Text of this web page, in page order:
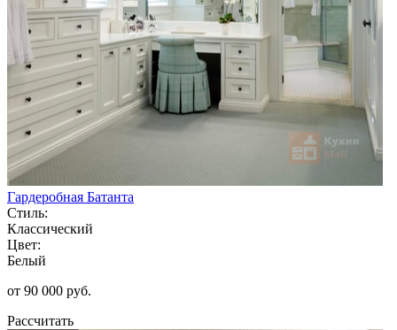
Гардеробная Батанта
Стиль:
Классический
Цвет:
Белый
от 90 000 руб.
Рассчитать